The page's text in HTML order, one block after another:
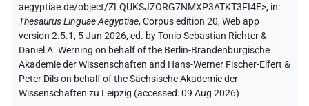
aegyptiae.de/object/ZLQUKSJZORG7NMXP3ATKT3FI4E>, in:
Thesaurus Linguae Aegyptiae,Corpus edition 20, Web app
version 2.5.1, 5 Jun 2026, ed. by Tonio Sebastian Richter &
Daniel A. Werning on behalf of the Berlin-Brandenburgische
Akademie der Wissenschaften and Hans-Werner Fischer-Elfert &
Peter Dils on behalf of the Sächsische Akademie der
Wissenschaften zu Leipzig (accessed:09 Aug 2026)